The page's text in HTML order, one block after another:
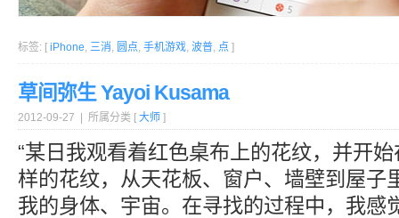
标签: [ iPhone, 三消, 圆点, 手机游戏, 波普, 点 ]
草间弥生 Yayoi Kusama
2012-09-27 | 所属分类 [ 大师 ]
“某日我观看着红色桌布上的花纹，并开
样的花纹，从天花板、窗户、墙壁到屋子
我的身体、宇宙。在寻找的过程中，我感